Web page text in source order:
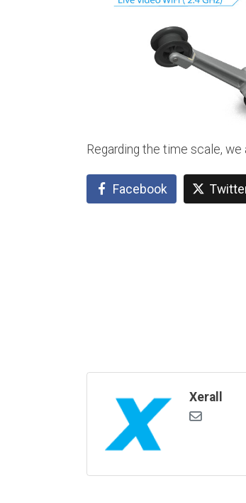
Regarding the time scale,
Facebook
Xerall